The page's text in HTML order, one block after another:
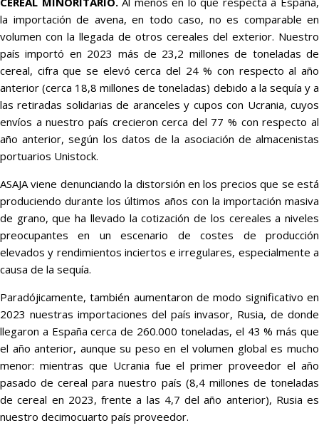
la importación de avena, en todo caso, no es comparable en
volumen con la llegada de otros cereales del exterior. Nuestro
país importó en 2023 más de 23,2 millones de toneladas de
cereal, cifra que se elevó cerca del 24 % con respecto al año
anterior (cerca 18,8 millones de toneladas) debido a la sequía y a
las retiradas solidarias de aranceles y cupos con Ucrania, cuyos
envíos a nuestro país crecieron cerca del 77 % con respecto al
año anterior, según los datos de la asociación de almacenistas
portuarios Unistock.
ASAJA viene denunciando la distorsión en los precios que se está
produciendo durante los últimos años con la importación masiva
de grano, que ha llevado la cotización de los cereales a niveles
preocupantes en un escenario de costes de producción
elevados y rendimientos inciertos e irregulares, especialmente a
causa de la sequía.
Paradójicamente, también aumentaron de modo significativo en
2023 nuestras importaciones del país invasor, Rusia, de donde
llegaron a España cerca de 260.000 toneladas, el 43 % más que
el año anterior, aunque su peso en el volumen global es mucho
menor: mientras que Ucrania fue el primer proveedor el año
pasado de cereal para nuestro país (8,4 millones de toneladas
de cereal en 2023, frente a las 4,7 del año anterior), Rusia es
nuestro decimocuarto país proveedor.